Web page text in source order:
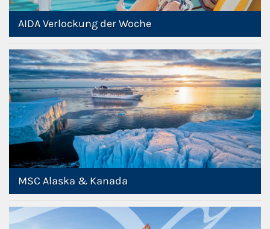
AIDA Verlockung der Woche
MSC Alaska & Kanada